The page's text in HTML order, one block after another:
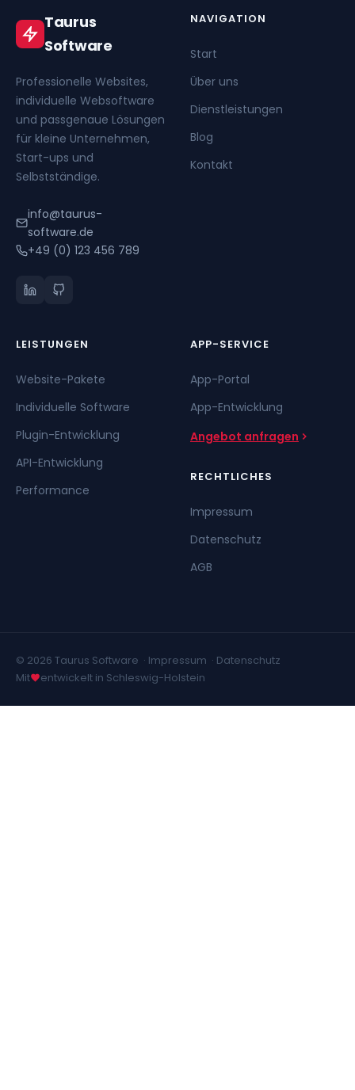
Taurus
Software
Professionelle Websites,
individuelle Websoftware
und passgenaue Lösungen
für kleine Unternehmen,
Start-ups und
Selbstständige.
info@taurus-
software.de
+49 (0) 123 456 789
NAVIGATION
Start
Über uns
Dienstleistungen
Blog
Kontakt
LEISTUNGEN
Website-Pakete
Individuelle Software
Plugin-Entwicklung
API-Entwicklung
Performance
APP-SERVICE
App-Portal
App-Entwicklung
Angebot anfragen
RECHTLICHES
Impressum
Datenschutz
AGB
© 2026 Taurus Software · Impressum · Datenschutz
Mit
entwickelt in Schleswig-Holstein